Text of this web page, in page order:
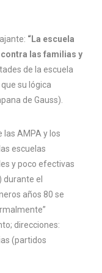
“La escuela
las familias y
de la escuela
su lógica
de Gauss).
las AMPA y los
escuelas
y poco efectivas
el
años 80 se
direcciones:
(partidos